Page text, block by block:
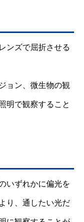
ンズで屈折させる
ョン、微生物の観
明で観察すること
いずれかに偏光を
り、通したい光だ